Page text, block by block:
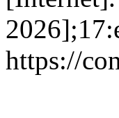
https://